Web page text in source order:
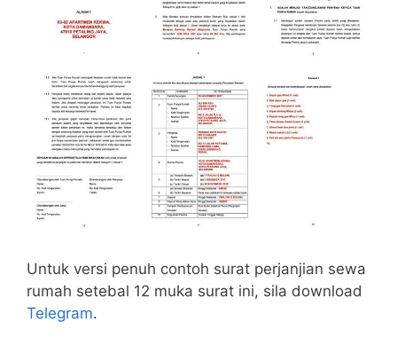
Untuk versi penuh contoh surat perjanjian sewa
rumah setebal 12 muka surat ini, sila download
Telegram.